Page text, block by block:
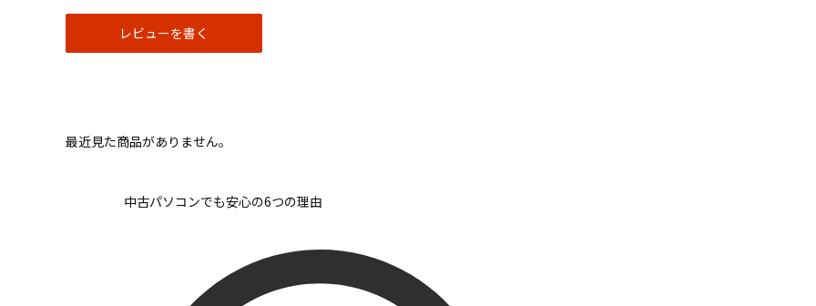
レビューを書く
最近見た商品がありません。
中古パソコンでも安心の6つの理由